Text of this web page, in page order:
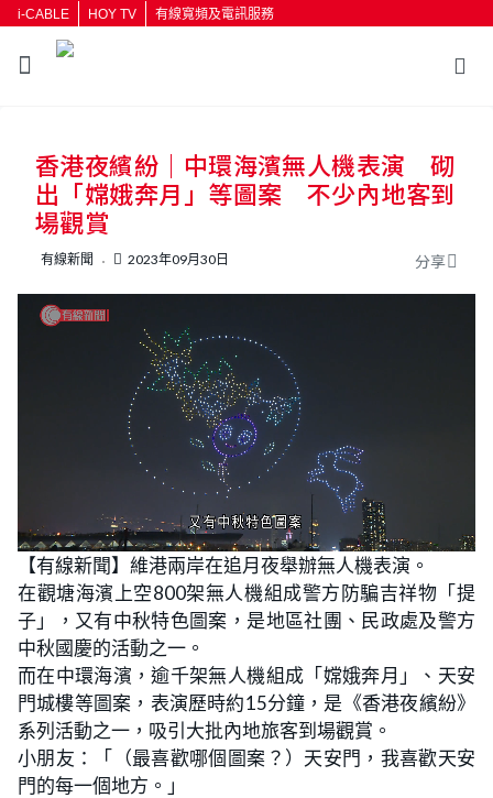
i-CABLE HOY TV 有線寬頻及電訊服務
按輸入鍵開始搜尋
香港夜繽紛｜中環海濱無人機表演 砌
出「嫦娥奔月」等圖案 不少內地客到
場觀賞
有線新聞 2023年09月30日 分享
U
n
m
u
t
e
L
o
a
d
e
d
:
3
.
0
4
%
【有線新聞】維港兩岸在追月夜舉辦無人機表演。
在觀塘海濱上空800架無人機組成警方防騙吉祥物「提
子」，又有中秋特色圖案，是地區社團、民政處及警方
中秋國慶的活動之一。
而在中環海濱，逾千架無人機組成「嫦娥奔月」、天安
門城樓等圖案，表演歷時約15分鐘，是《香港夜繽紛》
系列活動之一，吸引大批內地旅客到場觀賞。
小朋友：「（最喜歡哪個圖案？）天安門，我喜歡天安
門的每一個地方。」